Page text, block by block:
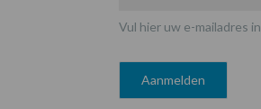
Vul hier uw e-mailadres in